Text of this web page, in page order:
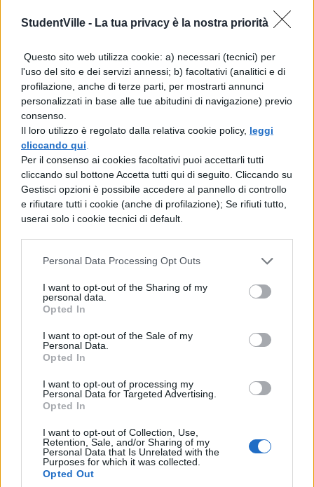
StudentVille - La tua privacy è la nostra priorità
Questo sito web utilizza cookie: a) necessari (tecnici) per
l'uso del sito e dei servizi annessi; b) facoltativi (analitici e di
profilazione, anche di terze parti, per mostrarti annunci
personalizzati in base alle tue abitudini di navigazione) previo
consenso.
Il loro utilizzo è regolato dalla relativa cookie policy, leggi
cliccando qui
Per il consenso ai cookies facoltativi puoi accettarli tutti
cliccando sul bottone Accetta tutti qui di seguito. Cliccando su
Gestisci opzioni è possibile accedere al pannello di controllo
e rifiutare tutti i cookie (anche di profilazione); Se rifiuti tutto,
userai solo i cookie tecnici di default.
Personal Data Processing Opt Outs
I want to opt-out of the Sharing of my
personal data.
Opted In
I want to opt-out of the Sale of my
Personal Data.
Opted In
I want to opt-out of processing my
Personal Data for Targeted Advertising.
Opted In
I want to opt-out of Collection, Use,
Retention, Sale, and/or Sharing of my
Personal Data that Is Unrelated with the
Purposes for which it was collected.
Opted Out
disposizioni che aggravano la repressione
penale di illeciti commessi“in occasione”
di pubbliche manifestazioni. La
formulazione vaga di questa norma è in
aperto contrasto con il principio di tipicità
delle condotte penalmente rilevanti,
cardine del nostro ordinamento.
della protezione costituzionale
garantita
aperti al pubblico. Queste misure, oltre a
pericoloso precedente giuridico che rischia
fondamentali tutelati dalla Costituzione,
introducendo strumenti di controllo sociale
potenzialmente arbitrari.
Una torsione securitaria?